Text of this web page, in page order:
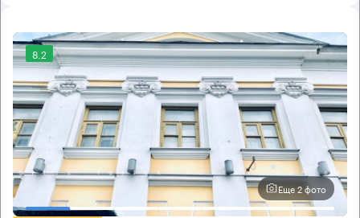
8.2
Еще 2 фото